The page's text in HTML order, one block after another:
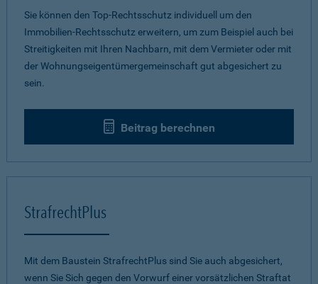
Sie können den Top-Rechtsschutz individuell um den
Immobilien-Rechtsschutz erweitern, um zum Beispiel auch bei
Streitigkeiten mit Ihren Nachbarn, mit dem Vermieter oder mit
der Wohnungseigentümergemeinschaft gut abgesichert zu
sein.
Beitrag berechnen
StrafrechtPlus
Mit dem Baustein StrafrechtPlus sind Sie auch abgesichert,
wenn Sie Sich gegen den Vorwurf einer vorsätzlichen Straftat